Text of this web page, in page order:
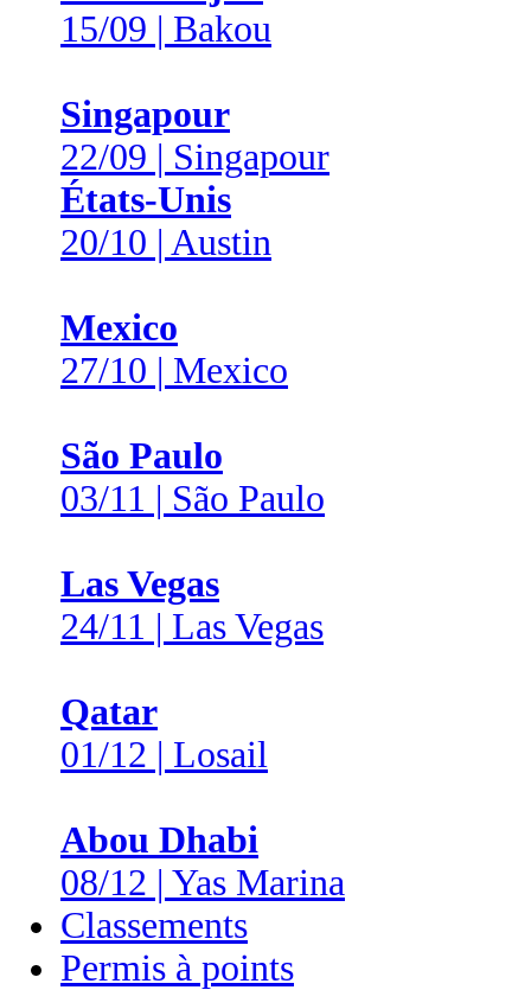
15/09 | Bakou
Singapour
22/09 | Singapour
États-Unis
20/10 | Austin
Mexico
27/10 | Mexico
São Paulo
03/11 | São Paulo
Las Vegas
24/11 | Las Vegas
Qatar
01/12 | Losail
Abou Dhabi
08/12 | Yas Marina
Classements
Permis à points